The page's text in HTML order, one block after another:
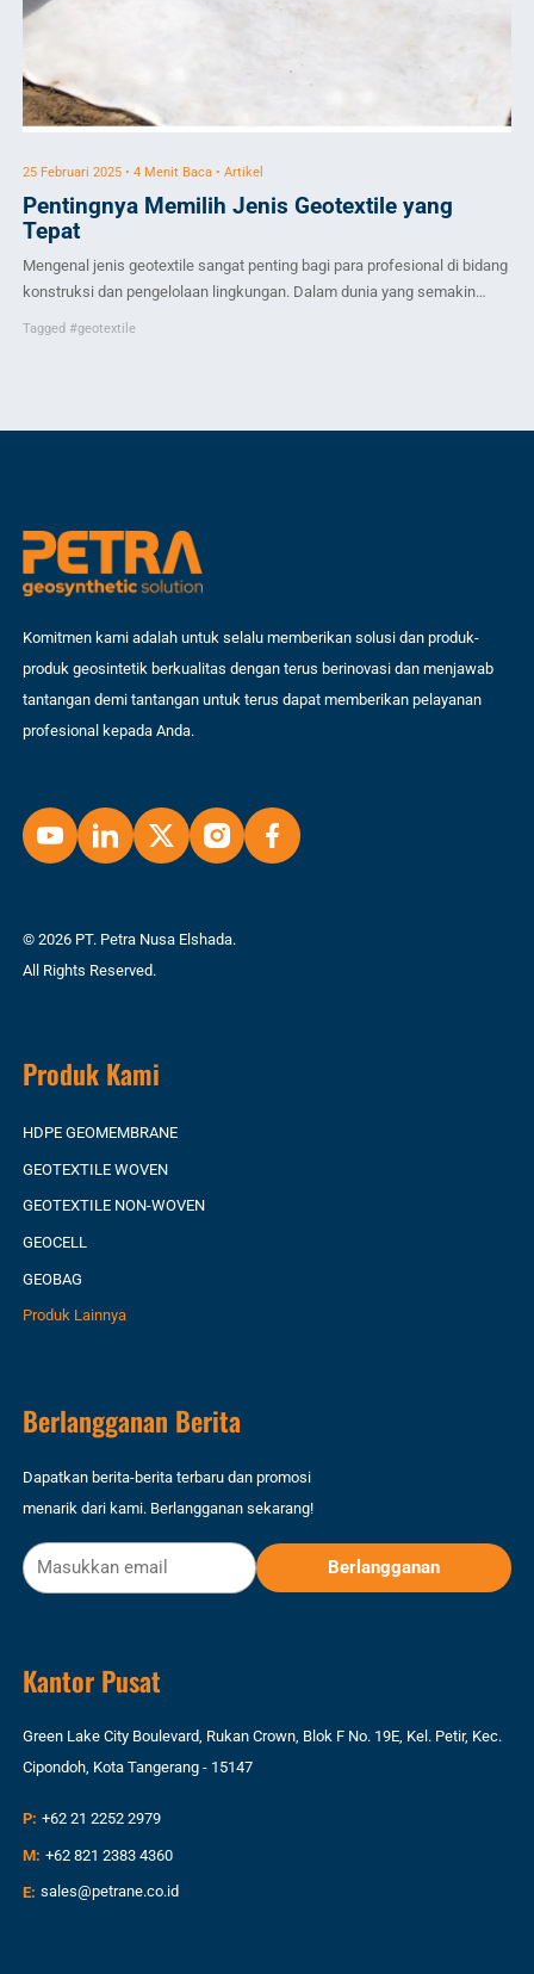
25 Februari 2025 • 4 Menit Baca • Artikel
Pentingnya Memilih Jenis Geotextile yang
Tepat
Mengenal jenis geotextile sangat penting bagi para profesional di bidang
konstruksi dan pengelolaan lingkungan. Dalam dunia yang semakin
maju saat ini, penggunaan material yang tepat sangatlah krusial untuk
Tagged #geotextile
Komitmen kami adalah untuk selalu memberikan solusi dan produk-
produk geosintetik berkualitas dengan terus berinovasi dan menjawab
tantangan demi tantangan untuk terus dapat memberikan pelayanan
profesional kepada Anda.
© 2026 PT. Petra Nusa Elshada.
All Rights Reserved.
Produk Kami
HDPE GEOMEMBRANE
GEOTEXTILE WOVEN
GEOTEXTILE NON-WOVEN
GEOCELL
GEOBAG
Produk Lainnya
Berlangganan Berita
Dapatkan berita-berita terbaru dan promosi
menarik dari kami. Berlangganan sekarang!
Kantor Pusat
Green Lake City Boulevard, Rukan Crown, Blok F No. 19E, Kel. Petir, Kec.
Cipondoh, Kota Tangerang - 15147
P: +62 21 2252 2979
M: +62 821 2383 4360
E: sales@petrane.co.id